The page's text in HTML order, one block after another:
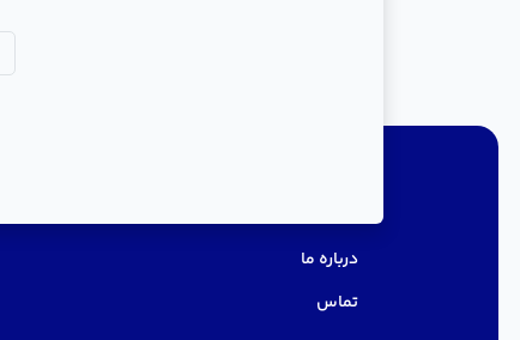
درباره ما
تماس